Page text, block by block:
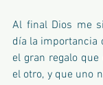
Al final Dios me
día la importancia
el gran regalo
el otro, y que uno